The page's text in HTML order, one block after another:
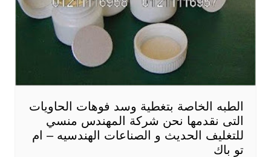
الطبه الخاصة بتغطية وسد فوهات الحاويات
التى نقدمها نحن شركة المهندس منسي
للتغليف الحديث و الصناعات الهندسيه – ام
تو باك